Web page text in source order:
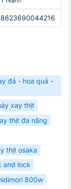
8623690044216
đá - hoa quả -
xay thịt
thịt đa năng
thịt osaka
and lock
800w